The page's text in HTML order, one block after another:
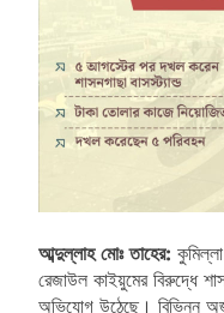
আব্দুল্লাহ মোঃ তাহের:
রেজাউল কাইয়ুমের বিরুদ্ধে
অভিযোগ উঠেছে। বিভিন্ন